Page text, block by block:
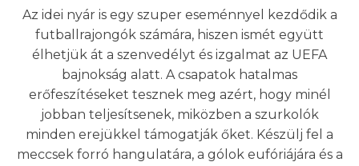
Az idei nyár is egy szuper eseménnyel kezdődik a
futballrajongók számára, hiszen ismét együtt
élhetjük át a szenvedélyt és izgalmat az UEFA
bajnokság alatt. A csapatok hatalmas
erőfeszítéseket tesznek meg azért, hogy minél
jobban teljesítsenek, miközben a szurkolók
minden erejükkel támogatják őket. Készülj fel a
meccsek forró hangulatára, a gólok eufóriájára és a